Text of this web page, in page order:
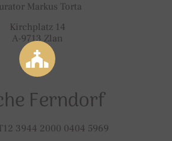
Markus Torta
Kirchplatz 14
A-9713 Zlan
Ferndorf
3944 2000 0404 5969